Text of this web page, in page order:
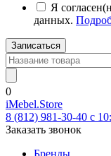
Я
данных.
Записаться
0
iMebel.Store
8 (812) 981-30-40 c
Заказать звонок
Бренды